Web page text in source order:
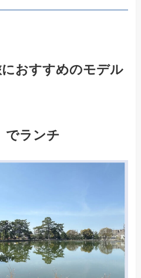
おすすめのモデル
でランチ